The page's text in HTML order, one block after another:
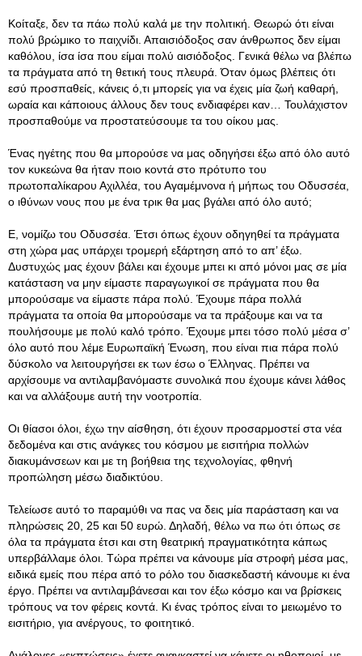
Κοίταξε, δεν τα πάω πολύ καλά με την πολιτική. Θεωρώ ότι είναι
πολύ βρώμικο το παιχνίδι. Απαισιόδοξος σαν άνθρωπος δεν είμαι
καθόλου, ίσα ίσα που είμαι πολύ αισιόδοξος. Γενικά θέλω να βλέπω
τα πράγματα από τη θετική τους πλευρά. Όταν όμως βλέπεις ότι
εσύ προσπαθείς, κάνεις ό,τι μπορείς για να έχεις μία ζωή καθαρή,
ωραία και κάποιους άλλους δεν τους ενδιαφέρει καν… Τουλάχιστον
προσπαθούμε να προστατεύσουμε τα του οίκου μας.
Ένας ηγέτης που θα μπορούσε να μας οδηγήσει έξω από όλο αυτό
τον κυκεώνα θα ήταν ποιο κοντά στο πρότυπο του
πρωτοπαλίκαρου Αχιλλέα, του Αγαμέμνονα ή μήπως του Οδυσσέα,
ο ιθύνων νους που με ένα τρικ θα μας βγάλει από όλο αυτό;
Ε, νομίζω του Οδυσσέα. Έτσι όπως έχουν οδηγηθεί τα πράγματα
στη χώρα μας υπάρχει τρομερή εξάρτηση από το απ’ έξω.
Δυστυχώς μας έχουν βάλει και έχουμε μπει κι από μόνοι μας σε μία
κατάσταση να μην είμαστε παραγωγικοί σε πράγματα που θα
μπορούσαμε να είμαστε πάρα πολύ. Έχουμε πάρα πολλά
πράγματα τα οποία θα μπορούσαμε να τα πράξουμε και να τα
πουλήσουμε με πολύ καλό τρόπο. Έχουμε μπει τόσο πολύ μέσα σ’
όλο αυτό που λέμε Ευρωπαϊκή Ένωση, που είναι πια πάρα πολύ
δύσκολο να λειτουργήσει εκ των έσω ο Έλληνας. Πρέπει να
αρχίσουμε να αντιλαμβανόμαστε συνολικά που έχουμε κάνει λάθος
και να αλλάξουμε αυτή την νοοτροπία.
Οι θίασοι όλοι, έχω την αίσθηση, ότι έχουν προσαρμοστεί στα νέα
δεδομένα και στις ανάγκες του κόσμου με εισιτήρια πολλών
διακυμάνσεων και με τη βοήθεια της τεχνολογίας, φθηνή
προπώληση μέσω διαδικτύου.
Τελείωσε αυτό το παραμύθι να πας να δεις μία παράσταση και να
πληρώσεις 20, 25 και 50 ευρώ. Δηλαδή, θέλω να πω ότι όπως σε
όλα τα πράγματα έτσι και στη θεατρική πραγματικότητα κάπως
υπερβάλλαμε όλοι. Τώρα πρέπει να κάνουμε μία στροφή μέσα μας,
ειδικά εμείς που πέρα από το ρόλο του διασκεδαστή κάνουμε κι ένα
έργο. Πρέπει να αντιλαμβάνεσαι και τον έξω κόσμο και να βρίσκεις
τρόπους να τον φέρεις κοντά. Κι ένας τρόπος είναι το μειωμένο το
εισιτήριο, για ανέργους, το φοιτητικό.